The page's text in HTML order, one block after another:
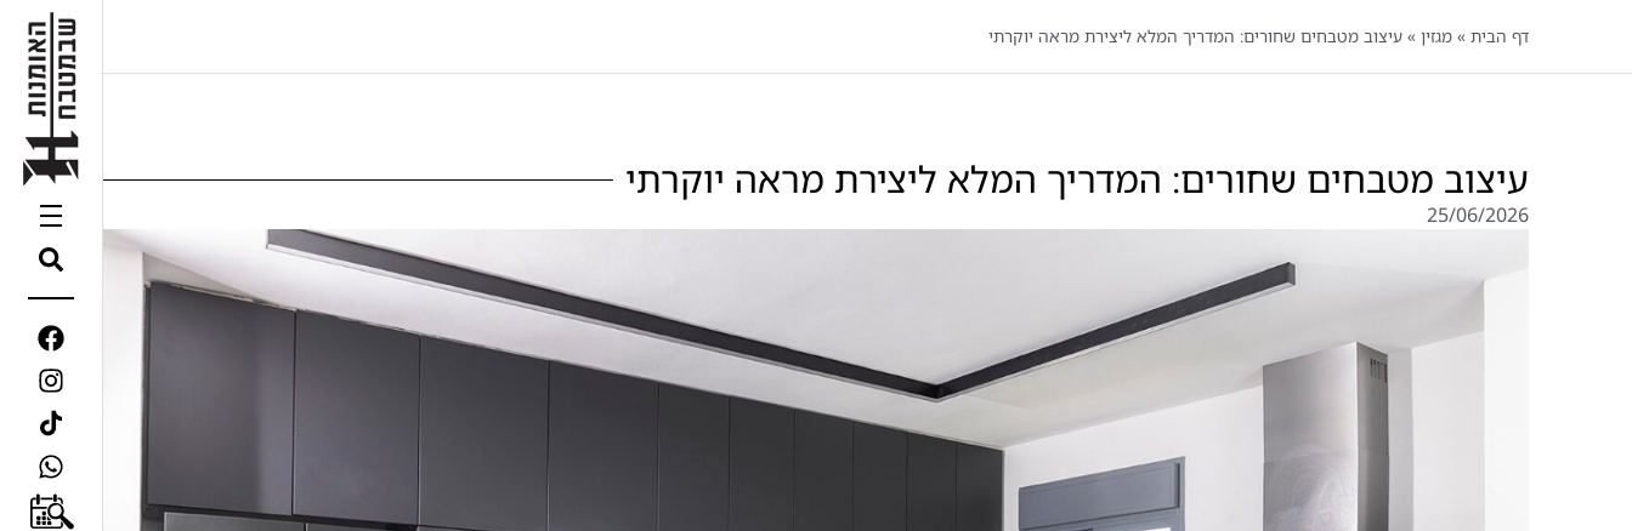
דף הבית » מגזין » עיצוב מטבחים שחורים: המדריך המלא ליצירת מראה יוקרתי
עיצוב מטבחים שחורים: המדריך המלא ליצירת מראה יוקרתי
25/06/2026